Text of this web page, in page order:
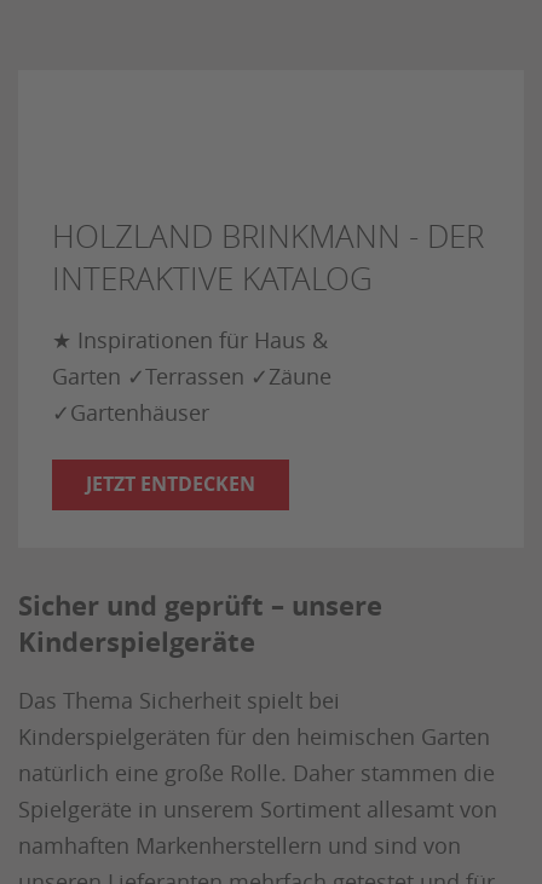
HOLZLAND BRINKMANN - DER
INTERAKTIVE KATALOG
★ Inspirationen für Haus &
Garten ✓Terrassen ✓Zäune
✓Gartenhäuser
JETZT ENTDECKEN
Sicher und geprüft – unsere
Kinderspielgeräte
Das Thema Sicherheit spielt bei
Kinderspielgeräten für den heimischen Garten
natürlich eine große Rolle. Daher stammen die
Spielgeräte in unserem Sortiment allesamt von
namhaften Markenherstellern und sind von